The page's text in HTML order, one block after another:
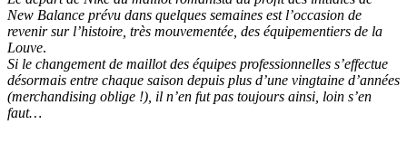
New Balance prévu dans quelques semaines est l’occasion de
revenir sur l’histoire, très mouvementée, des équipementiers de la
Louve.
Si le changement de maillot des équipes professionnelles s’effectue
désormais entre chaque saison depuis plus d’une vingtaine d’années
(merchandising oblige !), il n’en fut pas toujours ainsi, loin s’en
faut…